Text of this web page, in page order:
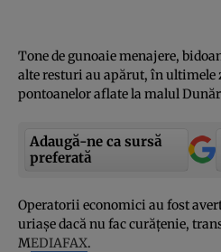
Tone de gunoaie menajere,
alte resturi au apărut, în
pontoanelor aflate la malul
Adaugă-ne ca sursă
preferată
Operatorii economici au fost
uriaşe dacă nu fac curăţenie,
MEDIAFAX.